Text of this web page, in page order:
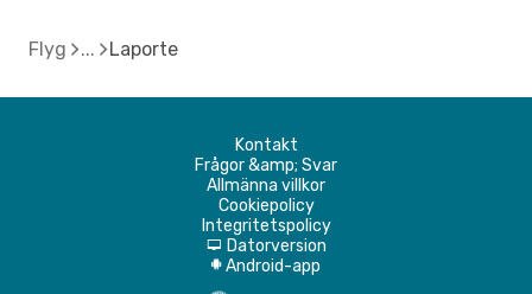
Flyg Laporte
Kontakt
Frågor &amp; Svar
Allmänna villkor
Cookiepolicy
Integritetspolicy
d Datorversion
A Android-app